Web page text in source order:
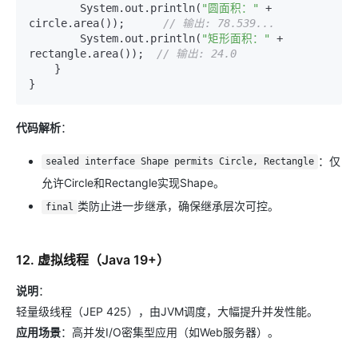
        System.out.println(
"圆面积："
+
circle.area());
// 输出: 78.539...
        System.out.println(
"矩形面积："
+
rectangle.area());
// 输出: 24.0
代码解析：
sealed interface Shape permits Circle, Rectangle ：仅
允许Circle和Rectangle实现Shape。
final 类防止进一步继承，确保继承层次可控。
12. 虚拟线程（Java 19+）
说明：
轻量级线程（JEP 425），由JVM调度，大幅提升并发性能。
应用场景：高并发I/O密集型应用（如Web服务器）。